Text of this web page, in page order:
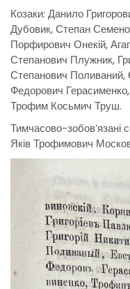
Козаки: Данило
Дубовик, Степан
Порфирович Онекій,
Степанович Плужник,
Степанович
Федорович
Трофим Косьмич Труш.
Тимчасово-зобов’язані
Яків Трофимович